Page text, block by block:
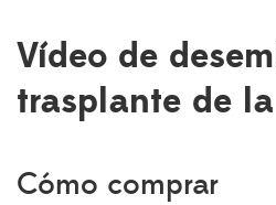
Vídeo de
trasplante de
Cómo comprar